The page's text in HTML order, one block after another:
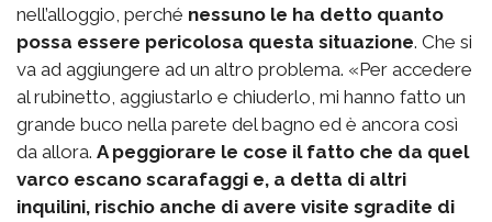
nell’alloggio, perché nessuno le ha detto quanto
possa essere pericolosa questa situazione. Che si
va ad aggiungere ad un altro problema. «Per accedere
al rubinetto, aggiustarlo e chiuderlo, mi hanno fatto un
grande buco nella parete del bagno ed è ancora così
da allora. A peggiorare le cose il fatto che da quel
varco escano scarafaggi e, a detta di altri
inquilini, rischio anche di avere visite sgradite di